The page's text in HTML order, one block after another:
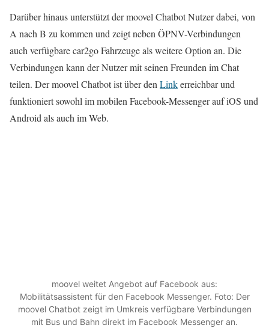
Darüber hinaus unterstützt der moovel Chatbot Nutzer dabei, von
A nach B zu kommen und zeigt neben ÖPNV-Verbindungen
auch verfügbare car2go Fahrzeuge als weitere Option an. Die
Verbindungen kann der Nutzer mit seinen Freunden im Chat
teilen. Der moovel Chatbot ist über denLinkerreichbar und
funktioniert sowohl im mobilen Facebook-Messenger auf iOS und
Android als auch im Web.
moovel weitet Angebot auf Facebook aus:
Mobilitätsassistent für den Facebook Messenger. Foto: Der
moovel Chatbot zeigt im Umkreis verfügbare Verbindungen
mit Bus und Bahn direkt im Facebook Messenger an.